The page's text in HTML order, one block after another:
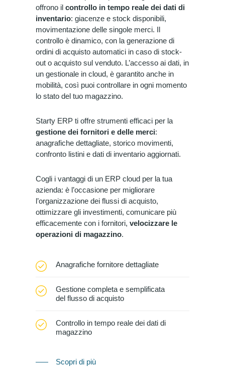
offrono il controllo in tempo reale dei dati di
inventario: giacenze e stock disponibili,
movimentazione delle singole merci. Il
controllo è dinamico, con la generazione di
ordini di acquisto automatici in caso di stock-
out o acquisto sul venduto. L’accesso ai dati, in
un gestionale in cloud, è garantito anche in
mobilità, così puoi controllare in ogni momento
lo stato del tuo magazzino.
Starty ERP ti offre strumenti efficaci per la
gestione dei fornitori e delle merci:
anagrafiche dettagliate, storico movimenti,
confronto listini e dati di inventario aggiornati.
Cogli i vantaggi di un ERP cloud per la tua
azienda: è l’occasione per migliorare
l’organizzazione dei flussi di acquisto,
ottimizzare gli investimenti, comunicare più
efficacemente con i fornitori, velocizzare le
operazioni di magazzino.
Anagrafiche fornitore dettagliate
Gestione completa e semplificata
del flusso di acquisto
Controllo in tempo reale dei dati di
magazzino
Scopri di più